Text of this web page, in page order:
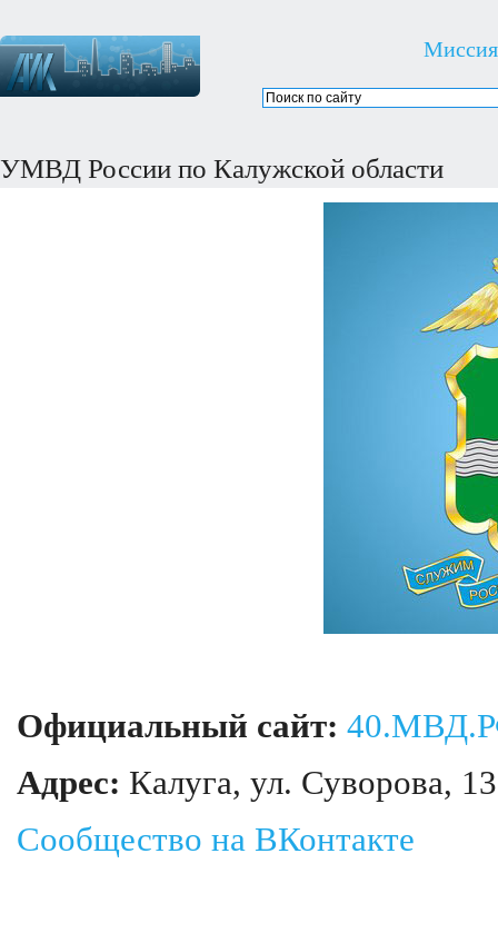
Миссия
УМВД России по Калужской области
Официальный сайт:
Адрес: Калуга, ул. Суворова,
Сообщество на ВКонтакте